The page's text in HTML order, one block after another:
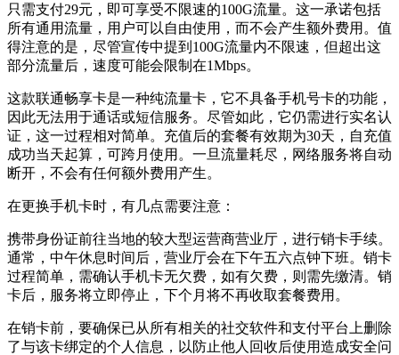
只需支付29元，即可享受不限速的100G流量。这一承诺包括
所有通用流量，用户可以自由使用，而不会产生额外费用。值
得注意的是，尽管宣传中提到100G流量内不限速，但超出这
部分流量后，速度可能会限制在1Mbps。
这款联通畅享卡是一种纯流量卡，它不具备手机号卡的功能，
因此无法用于通话或短信服务。尽管如此，它仍需进行实名认
证，这一过程相对简单。充值后的套餐有效期为30天，自充值
成功当天起算，可跨月使用。一旦流量耗尽，网络服务将自动
断开，不会有任何额外费用产生。
在更换手机卡时，有几点需要注意：
携带身份证前往当地的较大型运营商营业厅，进行销卡手续。
通常，中午休息时间后，营业厅会在下午五六点钟下班。销卡
过程简单，需确认手机卡无欠费，如有欠费，则需先缴清。销
卡后，服务将立即停止，下个月将不再收取套餐费用。
在销卡前，要确保已从所有相关的社交软件和支付平台上删除
了与该卡绑定的个人信息，以防止他人回收后使用造成安全问